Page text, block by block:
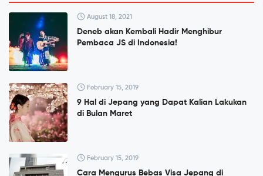
August 18, 2021
Deneb akan Kembali Hadir Menghibur
Pembaca JS di Indonesia!
February 15, 2019
9 Hal di Jepang yang Dapat Kalian Lakukan
di Bulan Maret
February 15, 2019
Cara Mengurus Bebas Visa Jepang di